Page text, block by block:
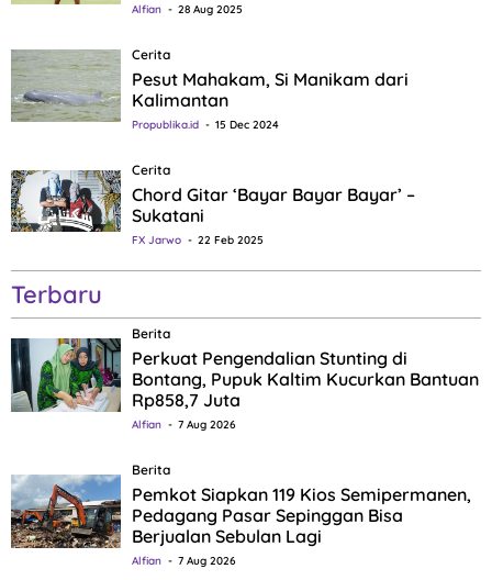
Alfian 28 Aug 2025
Cerita
Pesut Mahakam, Si Manikam dari
Kalimantan
Propublika.id 15 Dec 2024
Cerita
Chord Gitar ‘Bayar Bayar Bayar’ –
Sukatani
FX Jarwo 22 Feb 2025
Terbaru
Berita
Perkuat Pengendalian Stunting di
Bontang, Pupuk Kaltim Kucurkan Bantuan
Rp858,7 Juta
Alfian 7 Aug 2026
Berita
Pemkot Siapkan 119 Kios Semipermanen,
Pedagang Pasar Sepinggan Bisa
Berjualan Sebulan Lagi
Alfian 7 Aug 2026